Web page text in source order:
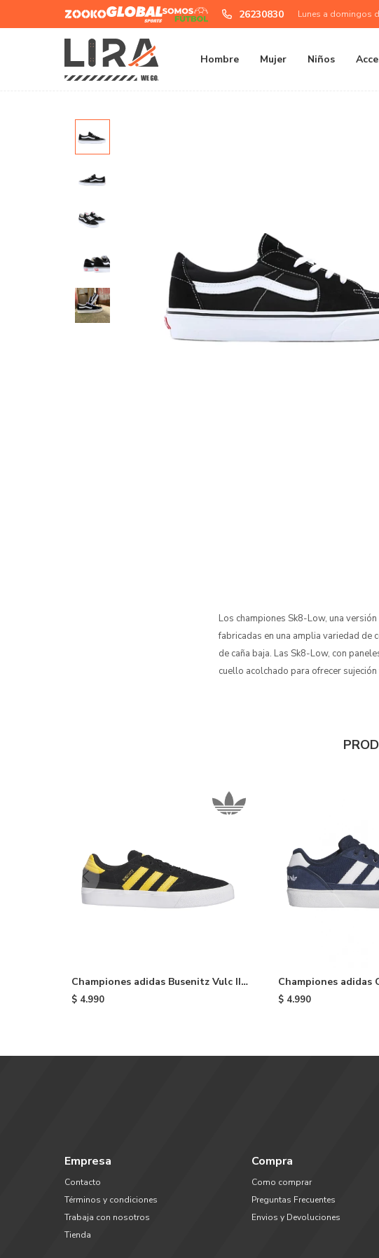
Hombre Mujer Niños
Futbol
26230830 Lunes a domingos
Los championes Sk8-Low, una
fabricadas en una amplia variedad de
de caña baja. Las Sk8-Low, con
cuello acolchado para ofrecer
Championes adidas Busenitz Vulc II -
Black
$ 4.990
Championes adidas
Premiere - Blue
$ 4.990
Empresa
Contacto
Términos y condiciones
Trabaja con nosotros
Tienda
Compra
Como comprar
Preguntas Frecuentes
Envios y Devoluciones